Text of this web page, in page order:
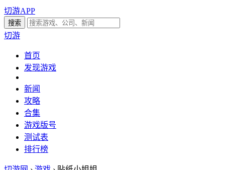
切游APP
切游
首页
发现游戏
新闻
攻略
合集
游戏版号
测试表
排行榜